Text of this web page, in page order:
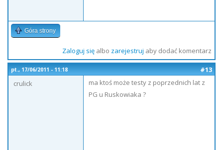
Góra strony
Zaloguj sięalbo zarejestruj aby dodać komentarz
pt., 17/06/2011 - 11:18
#13
crulick
ma ktoś może testy z poprzednich lat z
PG u Ruskowiaka ?